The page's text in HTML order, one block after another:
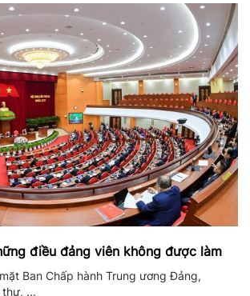
điều đảng viên không được làm
Ban Chấp hành Trung ương Đảng,
...